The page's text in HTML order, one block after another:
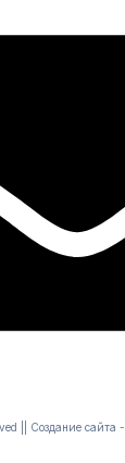
|| Создание сайта -